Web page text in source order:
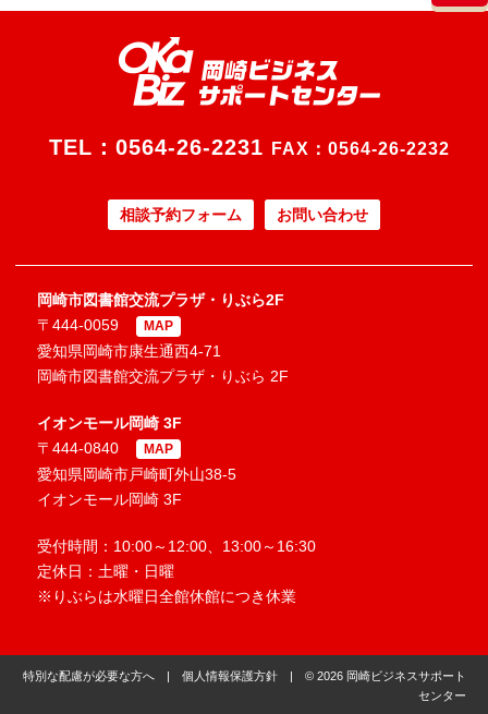
TEL： 0564-26-2231 FAX：0564-26-2232
相談予約フォーム お問い合わせ
岡崎市図書館交流プラザ・りぶら2F
〒444-0059
MAP
愛知県岡崎市康生通西4-71
岡崎市図書館交流プラザ・りぶら 2F
イオンモール岡崎 3F
〒444-0840
MAP
愛知県岡崎市戸崎町外山38-5
イオンモール岡崎 3F
受付時間：10:00～12:00、13:00～16:30
定休日：土曜・日曜
※りぶらは水曜日全館休館につき休業
特別な配慮が必要な方へ | 個人情報保護方針 | © 2026 岡崎ビジネスサポート
センター